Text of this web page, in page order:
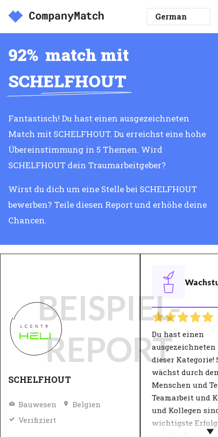
92% match mit
SCHELFHOUT
Fantastisch! Du hast einen ausgezeichneten
Match mit SCHELFHOUT. Du erreichst eine hohe
Übereinstimmung in 5 Themen. Wird
SCHELFHOUT dein Traumarbeitgeber?
Wirst du dich um eine Stelle bei SCHELFHOUT
bewerben? Teile diesen Report und erhöhe deine
Chancen.
SCHELFHOUT
Bauwesen
Belgien
Verifiziert
Du hast einen
dieser Kategorie!
wächst durch
Menschen und
Teamarbeit und
und Kollegen
wichtigste
BEISPIEL-
REPORT